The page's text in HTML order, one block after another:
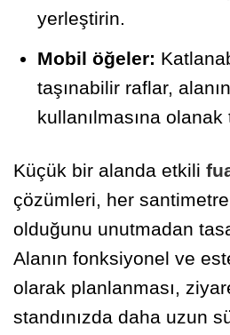
yerleştirin.
Mobil öğeler:
taşınabilir raflar,
kullanılmasına olanak
Küçük bir alanda etkili
çözümleri, her
olduğunu unutmadan
Alanın fonksiyonel ve
olarak planlanması,
standınızda daha uzun